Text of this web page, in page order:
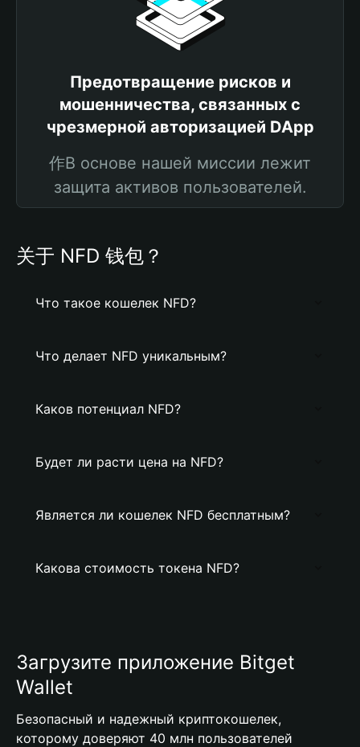
Предотвращение рисков и
мошенничества, связанных с
чрезмерной авторизацией DApp
作В основе нашей миссии лежит
защита активов пользователей.
关于 NFD 钱包？
Что такое кошелек NFD?
Что делает NFD уникальным?
Каков потенциал NFD?
Будет ли расти цена на NFD?
Является ли кошелек NFD бесплатным?
Какова стоимость токена NFD?
Загрузите приложение Bitget
Wallet
Безопасный и надежный криптокошелек,
которому доверяют 40 млн пользователей